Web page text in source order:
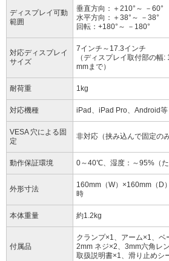
ディスプレイ可動
範囲
垂直方向：＋210°～ －60°
水平方向：＋38°～ －38°
回転：+180°～ －180°
対応ディスプレイ
サイズ
7インチ～17.3インチ
（ディスプレイ取付部の
mmまで）
耐荷重 1kg
対応機種 iPad、iPad Pro、Android等
VESA 穴による固
定
非対応（挟み込んで固定のみ
動作保証環境 0～40℃、湿度：～95%（た
外形寸法
160mm（W）×160mm（D
時
本体重量 約1.2kg
付属品
クランプ×1、アーム×1、
2mm ネジ×2、3mm六角レ
取扱説明書×1、滑り止めシ